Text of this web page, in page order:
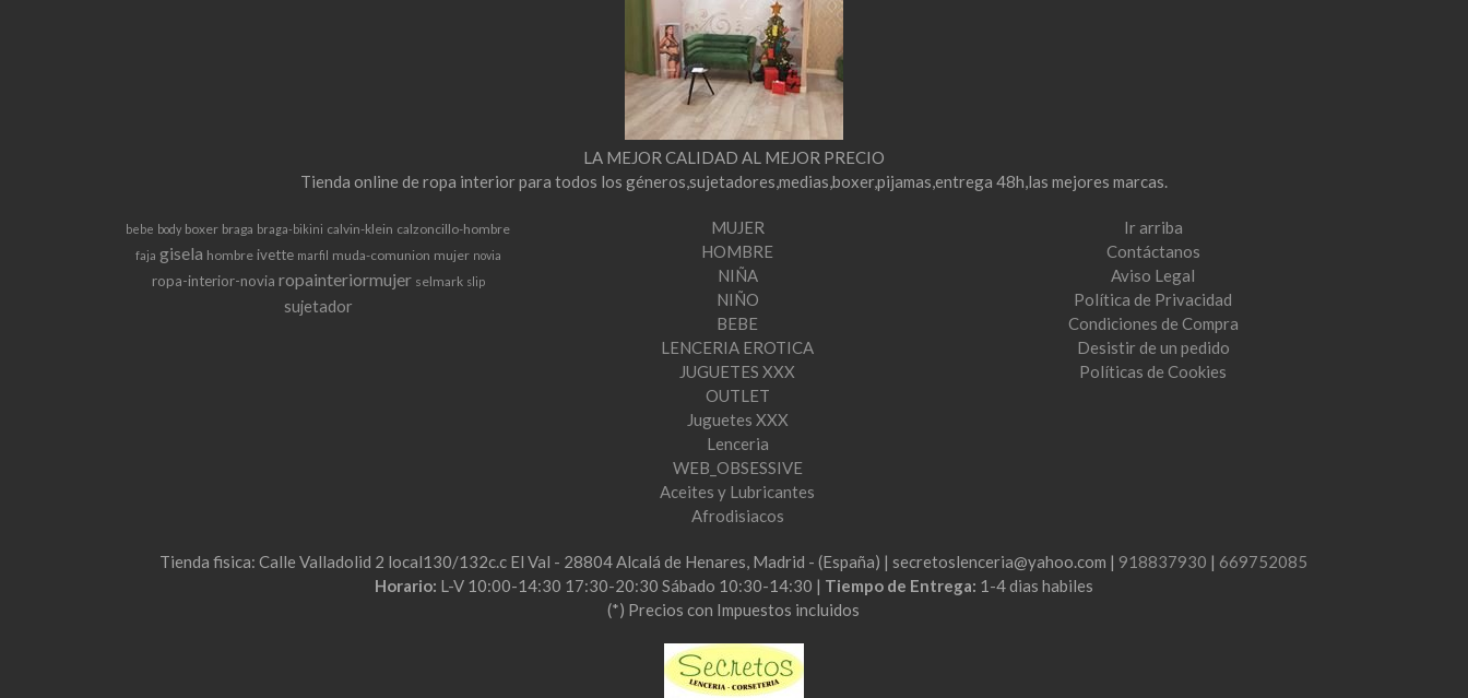
LA MEJOR CALIDAD AL MEJOR PRECIO
Tienda online de ropa interior para todos los géneros,sujetadores,medias,boxer,pijamas,entrega 48h,las mejores marcas.
bebe body boxer braga braga-bikini calvin-klein calzoncillo-hombre
faja gisela hombre ivette marfil muda-comunion mujer novia
ropa-interior-novia ropainteriormujer selmark slip
sujetador
MUJER
HOMBRE
NIÑA
NIÑO
BEBE
LENCERIA EROTICA
JUGUETES XXX
OUTLET
Juguetes XXX
Lenceria
WEB_OBSESSIVE
Aceites y Lubricantes
Afrodisiacos
Ir arriba
Contáctanos
Aviso Legal
Política de Privacidad
Condiciones de Compra
Desistir de un pedido
Políticas de Cookies
Tienda fisica: Calle Valladolid 2 local130/132c.c El Val - 28804 Alcalá de Henares, Madrid - (España) | secretoslenceria@yahoo.com | 918837930 | 669752085
Horario: L-V 10:00-14:30 17:30-20:30 Sábado 10:30-14:30 | Tiempo de Entrega: 1-4 dias habiles
(*) Precios con Impuestos incluidos